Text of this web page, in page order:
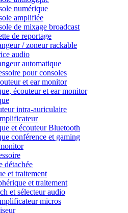
numérique
amplifiée
de mixage broadcast
de reportage
/ zoneur rackable
audio
automatique
pour consoles
et ear monitor
écouteur et ear monitor
intra-auriculaire
et écouteur Bluetooth
conférence et gaming
détachée
et traitement
et traitement
et sélecteur audio
micros